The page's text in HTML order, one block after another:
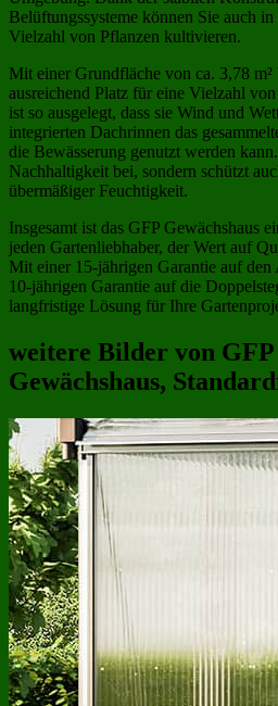
Belüftungssysteme können Sie auch
Vielzahl von Pflanzen kultivieren.
Mit einer Grundfläche von ca. 3,78 m²
ausreichend Platz für eine Vielzahl
ist so ausgelegt, dass sie Wind und
integrierten Dachrinnen das
die Bewässerung genutzt werden
Nachhaltigkeit bei, sondern schützt
übermäßiger Feuchtigkeit.
Insgesamt ist das GFP Gewächshaus
jeden Gartenliebhaber, der Wert auf
Mit einer 15-jährigen Garantie auf
10-jährigen Garantie auf die
langfristige Lösung für Ihre
weitere Bilder von GFP
Gewächshaus,